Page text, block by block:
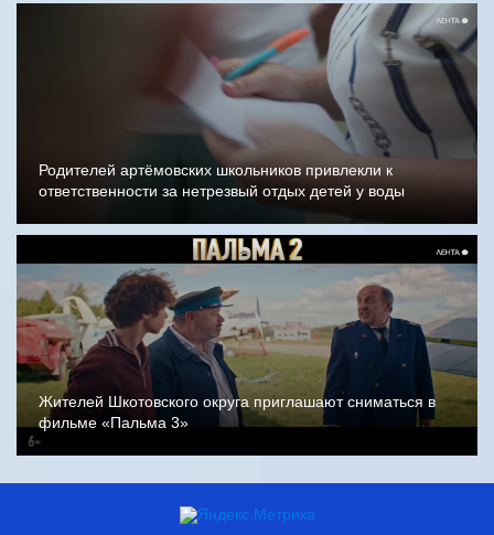
Родителей артёмовских школьников привлекли к
ответственности за нетрезвый отдых детей у воды
Жителей Шкотовского округа приглашают сниматься в
фильме «Пальма 3»